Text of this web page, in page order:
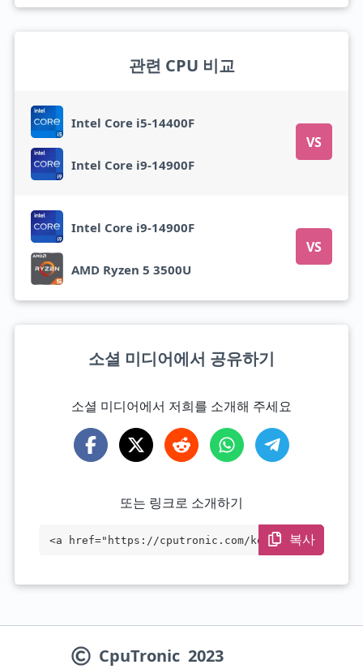
관련 CPU 비교
Intel Core i5-14400F
VS
Intel Core i9-14900F
Intel Core i9-14900F
VS
AMD Ryzen 5 3500U
소셜 미디어에서 공유하기
소셜 미디어에서 저희를 소개해 주세요
또는 링크로 소개하기
<a href="https://cputronic.com/ko/cpu/in
복사
CpuTronic 2023